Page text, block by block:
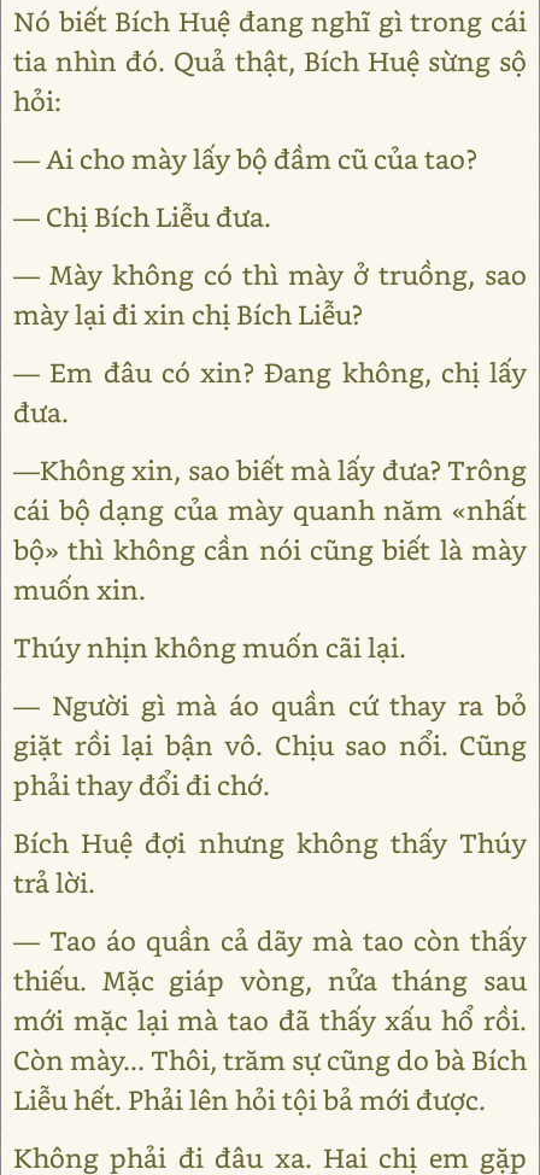
Nó biết Bích Huệ đang nghĩ gì trong cái
tia nhìn đó. Quả thật, Bích Huệ sừng sộ
hỏi:
— Ai cho mày lấy bộ đầm cũ của tao?
— Chị Bích Liễu đưa.
— Mày không có thì mày ở truồng, sao
mày lại đi xin chị Bích Liễu?
— Em đâu có xin? Đang không, chị lấy
đưa.
—Không xin, sao biết mà lấy đưa? Trông
cái bộ dạng của mày quanh năm «nhất
bộ» thì không cần nói cũng biết là mày
muốn xin.
Thúy nhịn không muốn cãi lại.
— Người gì mà áo quần cứ thay ra bỏ
giặt rồi lại bận vô. Chịu sao nổi. Cũng
phải thay đổi đi chớ.
Bích Huệ đợi nhưng không thấy Thúy
trả lời.
— Tao áo quần cả dãy mà tao còn thấy
thiếu. Mặc giáp vòng, nửa tháng sau
mới mặc lại mà tao đã thấy xấu hổ rồi.
Còn mày... Thôi, trăm sự cũng do bà Bích
Liễu hết. Phải lên hỏi tội bả mới được.
Không phải đi đâu xa. Hai chị em gặp